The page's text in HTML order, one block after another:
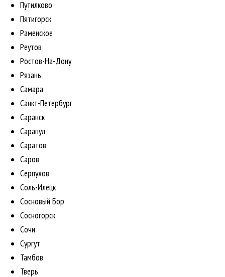
Путилково
Пятигорск
Раменское
Реутов
Ростов-На-Дону
Рязань
Самара
Санкт-Петербург
Саранск
Сарапул
Саратов
Саров
Серпухов
Соль-Илецк
Сосновый Бор
Сосногорск
Сочи
Сургут
Тамбов
Тверь